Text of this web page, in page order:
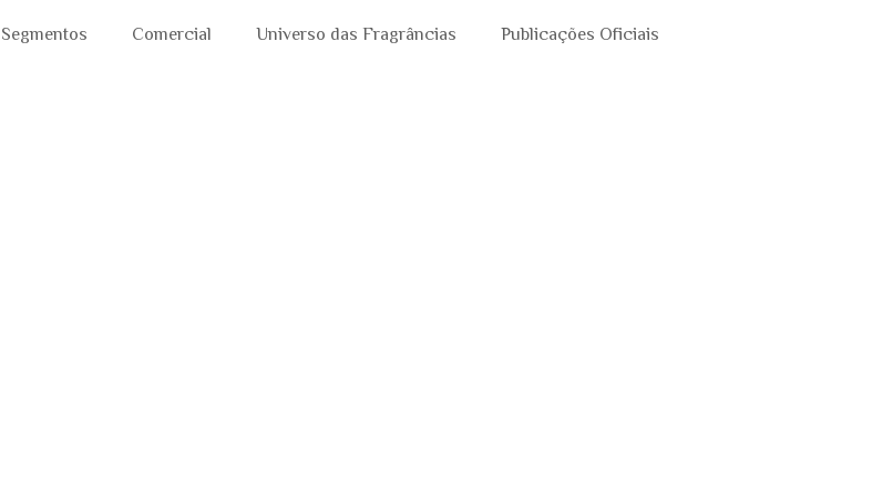
Segmentos Comercial Universo das Fragrâncias
Publicações Oficiais